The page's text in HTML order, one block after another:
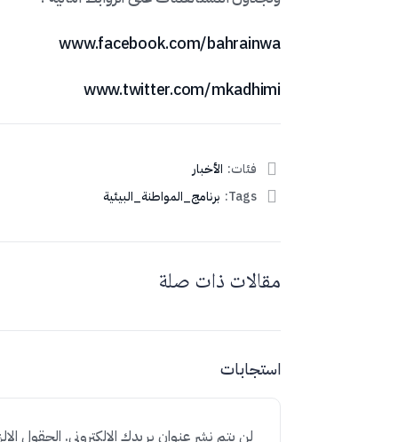
www.facebook.com/bahrainwa
www.twitter.com/mkadhimi
فئات: الأخبار
Tags: برنامج_المواطنة_البيئية
مقالات ذات صلة
استجابات
لن يتم نشر عنوان بريدك الإلكتروني. الحقول